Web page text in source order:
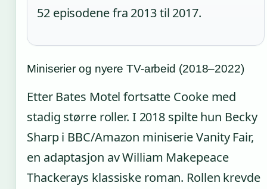
52 episodene fra 2013 til 2017.
Miniserier og nyere TV-arbeid (2018–2022)
Etter Bates Motel fortsatte Cooke med
stadig større roller. I 2018 spilte hun Becky
Sharp i BBC/Amazon miniserie Vanity Fair,
en adaptasjon av William Makepeace
Thackerays klassiske roman. Rollen krevde